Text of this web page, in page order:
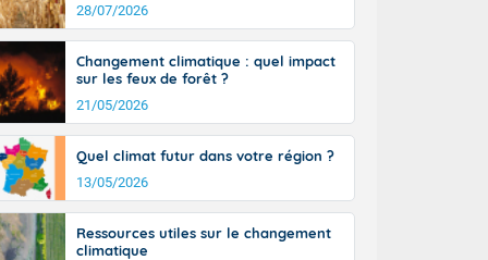
du
50-60 km/h
les
l'après-
général, 14
il fait
30 à 35
28/07/2026
Changement climatique : quel impact
sur les feux de forêt ?
21/05/2026
Quel climat futur dans votre région ?
13/05/2026
Ressources utiles sur le changement
climatique